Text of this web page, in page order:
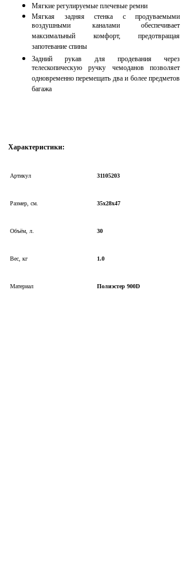
Мягкие регулируемые плечевые ремни
Мягкая задняя стенка с продуваемыми
воздушными каналами обеспечивает
максимальный комфорт, предотвращая
запотевание спины
Задний рукав для продевания через
телескопическую ручку чемоданов позволяет
одновременно перемещать два и более предметов
багажа
Характеристики:
Артикул 31105203
Размер, см. 35x28x47
Объём, л. 30
Вес, кг 1.0
Материал Полиэстер 900D